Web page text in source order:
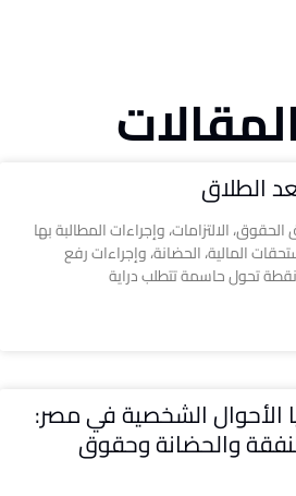
الطلاق
الالتزامات، وإجراءات المطالبة بها
المالية، الحضانة، وإجراءات رفع
تحول حاسمة تتطلب دراية
الأحوال الشخصية في مصر:
والحضانة وحقوق